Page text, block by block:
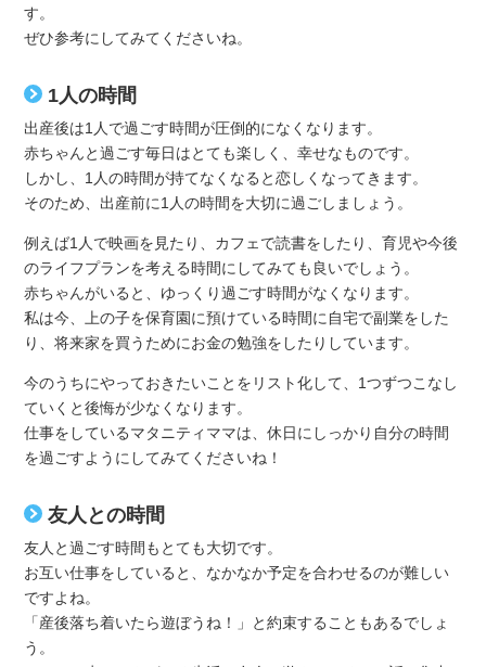
す。
ぜひ参考にしてみてくださいね。
1人の時間
出産後は1人で過ごす時間が圧倒的になくなります。
赤ちゃんと過ごす毎日はとても楽しく、幸せなものです。
しかし、1人の時間が持てなくなると恋しくなってきます。
そのため、出産前に1人の時間を大切に過ごしましょう。
例えば1人で映画を見たり、カフェで読書をしたり、育児や今後
のライフプランを考える時間にしてみても良いでしょう。
赤ちゃんがいると、ゆっくり過ごす時間がなくなります。
私は今、上の子を保育園に預けている時間に自宅で副業をした
り、将来家を買うためにお金の勉強をしたりしています。
今のうちにやっておきたいことをリスト化して、1つずつこなし
ていくと後悔が少なくなります。
仕事をしているマタニティママは、休日にしっかり自分の時間
を過ごすようにしてみてくださいね！
友人との時間
友人と過ごす時間もとても大切です。
お互い仕事をしていると、なかなか予定を合わせるのが難しい
ですよね。
「産後落ち着いたら遊ぼうね！」と約束することもあるでしょ
う。